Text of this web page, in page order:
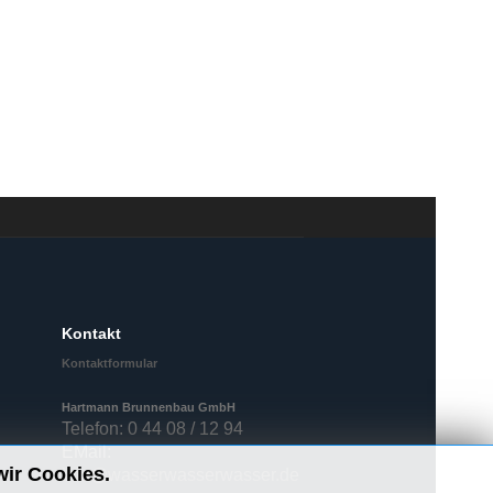
Cookies.
Kontakt
Kontaktformular
Hartmann Brunnenbau GmbH
Telefon: 0 44 08 / 12 94
EMail:
info@wasserwasserwasser.de